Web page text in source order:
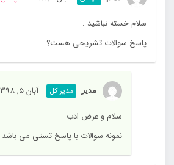
سلام خسته نباشید .
پاسخ سوالات تشریحی هست؟
مدیر مدیر کل آبان 5, 1398
سلام و عرض ادب
نمونه سوالات با پاسخ تستی می باشد